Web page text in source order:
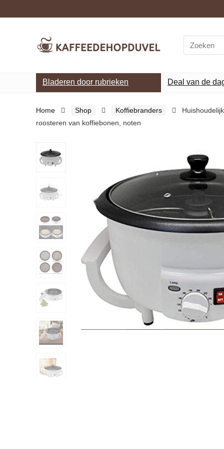
Search
for:
Bladeren door rubrieken Deal van de
Home Shop Koffiebranders
roosteren van koffiebonen, noten